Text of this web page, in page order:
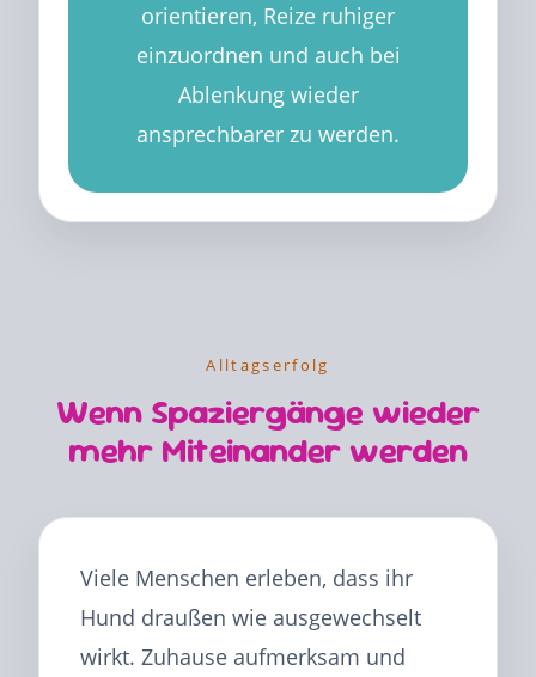
orientieren, Reize ruhiger
einzuordnen und auch bei
Ablenkung wieder
ansprechbarer zu werden.
Alltagserfolg
Wenn Spaziergänge wieder
mehr Miteinander werden
Viele Menschen erleben, dass ihr
Hund draußen wie ausgewechselt
wirkt. Zuhause aufmerksam und